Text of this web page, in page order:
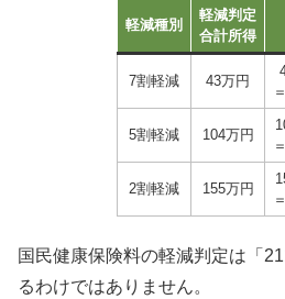
軽減種別
軽減判定
合計所得
7割軽減 43万円
5割軽減 104万円
2割軽減 155万円
国民健康保険料の軽減判定は「
るわけではありません。